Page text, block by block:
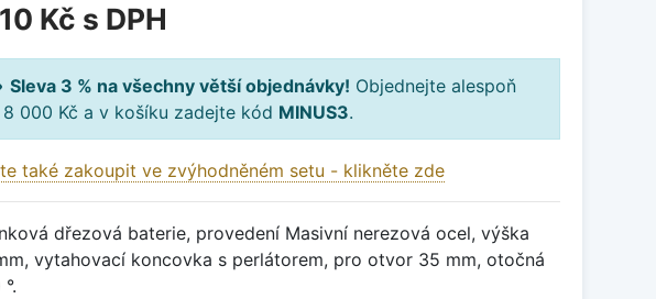
Kč s DPH
Sleva 3 % na všechny větší objednávky! Objednejte alespoň
8 000 Kč a v košíku zadejte kód MINUS3.
také zakoupit ve zvýhodněném setu - klikněte zde
dřezová baterie, provedení Masivní nerezová ocel, výška
vytahovací koncovka s perlátorem, pro otvor 35 mm, otočná